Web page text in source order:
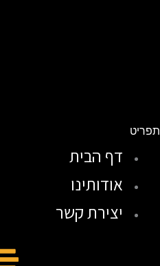
דף הבית
אודותינו
יצירת קשר